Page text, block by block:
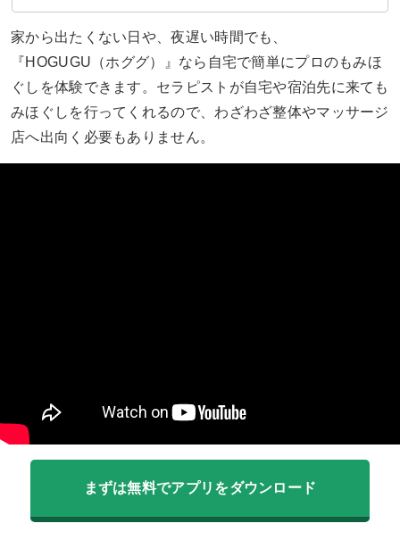
家から出たくない日や、夜遅い時間でも、
『HOGUGU（ホググ）』なら自宅で簡単にプロのもみほ
ぐしを体験できます。セラピストが自宅や宿泊先に来ても
みほぐしを行ってくれるので、わざわざ整体やマッサージ
店へ出向く必要もありません。
まずは無料でアプリをダウンロード